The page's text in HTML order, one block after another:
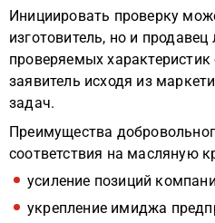
Инициировать проверку
изготовитель, но и
проверяемых
заявитель исходя из
задач.
Преимущества
соответствия на масляную
усиление позиций
укрепление имиджа